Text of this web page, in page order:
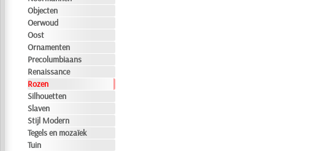
Objecten
Oerwoud
Oost
Ornamenten
Precolumbiaans
Renaissance
Rozen
Silhouetten
Slaven
Stijl Modern
Tegels en mozaïek
Tuin